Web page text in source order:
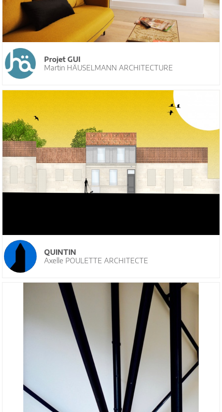
Projet GUI
Martin HÄUSELMANN ARCHITECTURE
QUINTIN
Axelle POULETTE ARCHITECTE